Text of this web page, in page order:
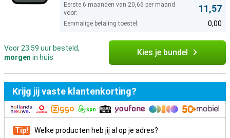
Eerste 6 maanden van 20,66 per maand
voor:
11,57
Eenmalige betaling toestel: 0,00
Voor 23:59 uur besteld,
morgen in huis Kies je bundel
Krijg jij vaste klantenkorting?
Tip! Welke producten heb jij al op je adres?